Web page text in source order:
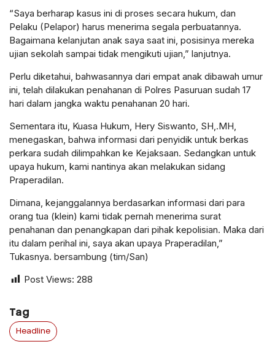
“Saya berharap kasus ini di proses secara hukum, dan
Pelaku (Pelapor) harus menerima segala perbuatannya.
Bagaimana kelanjutan anak saya saat ini, posisinya mereka
ujian sekolah sampai tidak mengikuti ujian,” lanjutnya.
Perlu diketahui, bahwasannya dari empat anak dibawah umur
ini, telah dilakukan penahanan di Polres Pasuruan sudah 17
hari dalam jangka waktu penahanan 20 hari.
Sementara itu, Kuasa Hukum, Hery Siswanto, SH,.MH,
menegaskan, bahwa informasi dari penyidik untuk berkas
perkara sudah dilimpahkan ke Kejaksaan. Sedangkan untuk
upaya hukum, kami nantinya akan melakukan sidang
Praperadilan.
Dimana, kejanggalannya berdasarkan informasi dari para
orang tua (klein) kami tidak pernah menerima surat
penahanan dan penangkapan dari pihak kepolisian. Maka dari
itu dalam perihal ini, saya akan upaya Praperadilan,”
Tukasnya. bersambung (tim/San)
Post Views: 288
Tag
Headline